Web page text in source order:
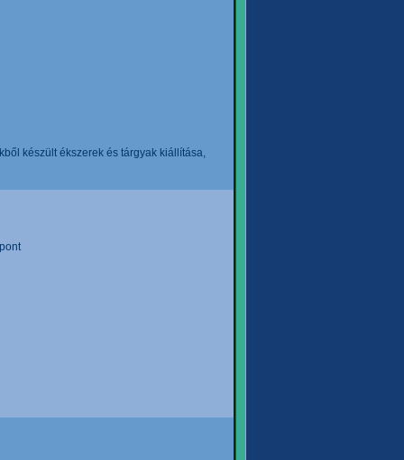
készült ékszerek és tárgyak kiállítása,